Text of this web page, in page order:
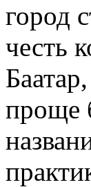
город
честь
проще